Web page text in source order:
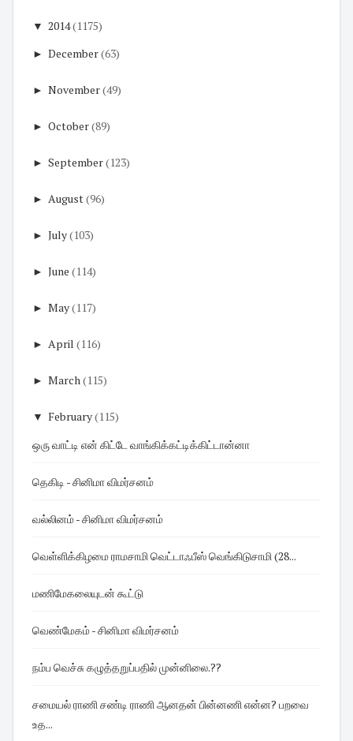
▼ 2014(1175)
► December(63)
► November(49)
► October(89)
► September(123)
► August(96)
► July(103)
► June (114)
► May(117)
► April (116)
► March(115)
▼ February(115)
ஒரு வாட்டி என் கிட்டே வாங்கிக்கட்டிக்கிட்டான்னா
தெகிடி - சினிமா விமர்சனம்
வல்லினம் - சினிமா விமர்சனம்
வெள்ளிக்கிழமை ராமசாமி வெட்டாஃபீஸ் வெங்கிடுசாமி (28...
மணிமேகலையுடன் கூட்டு
வெண்மேகம் - சினிமா விமர்சனம்
நம்ப வெச்சு கழுத்தறுப்பதில் முன்னிலை.??
சமையல் ராணி சண்டி ராணி ஆனதன் பின்னணி என்ன? பறவை
உத...